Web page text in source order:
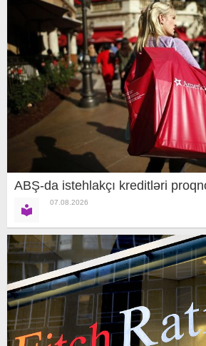
ABŞ-da istehlakçı kreditləri
07.08.2026